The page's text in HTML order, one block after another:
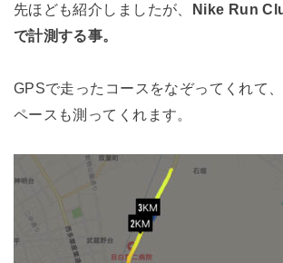
先ほども紹介しましたが、
Nike Run
で計測する事。
GPSで走ったコースをなぞってくれて
ペースも測ってくれます。